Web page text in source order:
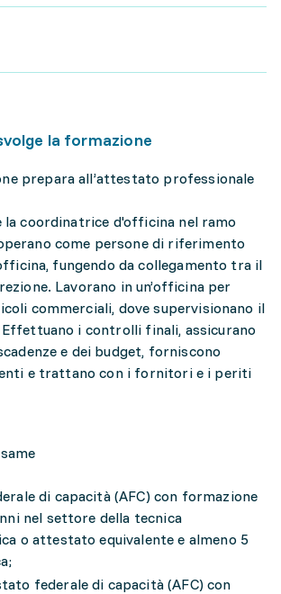
la formazione
prepara all’attestato professionale
la coordinatrice d'officina nel ramo
come persone di riferimento
fungendo da collegamento tra il
Lavorano in un’officina per
commerciali, dove supervisionano il
i controlli finali, assicurano
e dei budget, forniscono
e trattano con i fornitori e i periti
di capacità (AFC) con formazione
nel settore della tecnica
o attestato equivalente e almeno 5
federale di capacità (AFC) con